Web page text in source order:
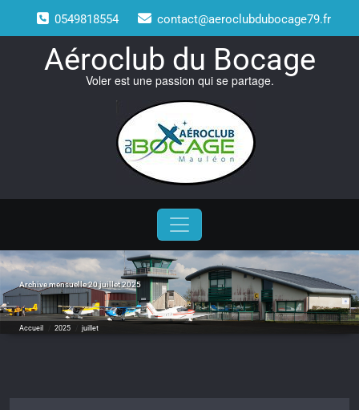
content
0549818554 contact@aeroclubdubocage79.fr
Aéroclub du Bocage
Voler est une passion qui se partage.
Archive mensuelle 20 juillet 2025
Accueil 2025 juillet